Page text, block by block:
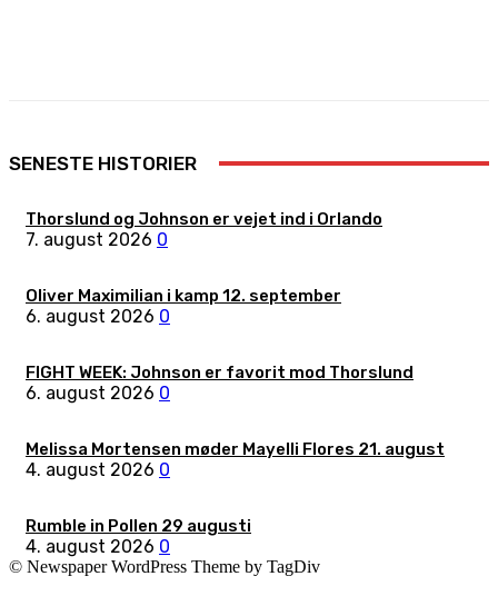
SENESTE HISTORIER
Thorslund og Johnson er vejet ind i Orlando
7. august 2026 0
Oliver Maximilian i kamp 12. september
6. august 2026 0
FIGHT WEEK: Johnson er favorit mod Thorslund
6. august 2026 0
Melissa Mortensen møder Mayelli Flores 21. august
4. august 2026 0
Rumble in Pollen 29 augusti
4. august 2026 0
© Newspaper WordPress Theme by TagDiv